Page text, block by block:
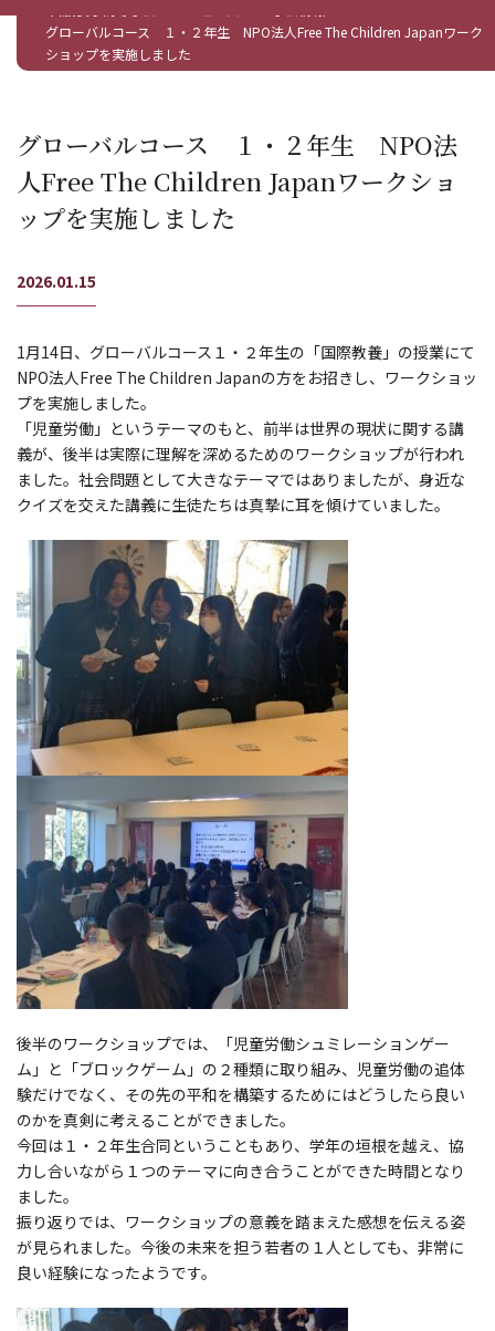
グローバルコース １・２年生 NPO法人Free The Children Japanワーク
ショップを実施しました
グローバルコース １・２年生 NPO法
人Free The Children Japanワークショ
ップを実施しました
2026.01.15
1月14日、グローバルコース１・２年生の「国際教養」の授業にて
NPO法人Free The Children Japanの方をお招きし、ワークショッ
プを実施しました。
「児童労働」というテーマのもと、前半は世界の現状に関する講
義が、後半は実際に理解を深めるためのワークショップが行われ
ました。社会問題として大きなテーマではありましたが、身近な
クイズを交えた講義に生徒たちは真摯に耳を傾けていました。
後半のワークショップでは、「児童労働シュミレーションゲー
ム」と「ブロックゲーム」の２種類に取り組み、児童労働の追体
験だけでなく、その先の平和を構築するためにはどうしたら良い
のかを真剣に考えることができました。
今回は１・２年生合同ということもあり、学年の垣根を越え、協
力し合いながら１つのテーマに向き合うことができた時間となり
ました。
振り返りでは、ワークショップの意義を踏まえた感想を伝える姿
が見られました。今後の未来を担う若者の１人としても、非常に
良い経験になったようです。